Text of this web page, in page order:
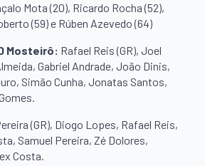
Mota (20), Ricardo Rocha (52),
(59) e Rúben Azevedo (64)
Mosteirô: Rafael Reis (GR), Joel
Gabriel Andrade, João Dinis,
Simão Cunha, Jonatas Santos,
(GR), Diogo Lopes, Rafael Reis,
Samuel Pereira, Zé Dolores,
Costa.